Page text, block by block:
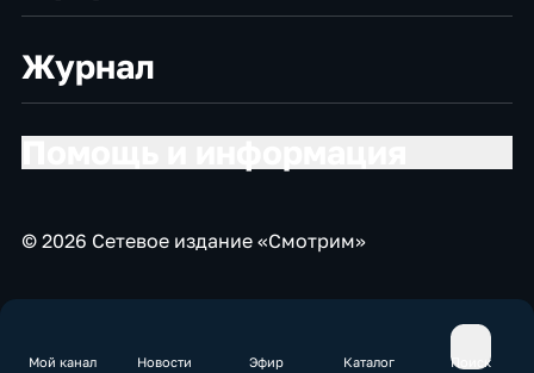
Мой канал Новости Эфир Каталог Поиск
Журнал
© 2026 Сетевое издание «Смотрим»